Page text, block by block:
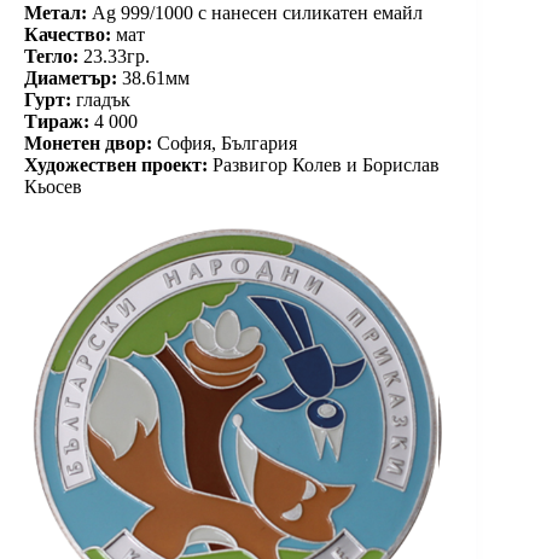
Метал: Ag 999/1000 c нанесен силикатен емайл
Качество: мат
Тегло: 23.33гр.
Диаметър: 38.61мм
Гурт: гладък
Тираж: 4 000
Монетен двор: София, България
Художествен проект: Развигор Колев и Борислав
Кьосев